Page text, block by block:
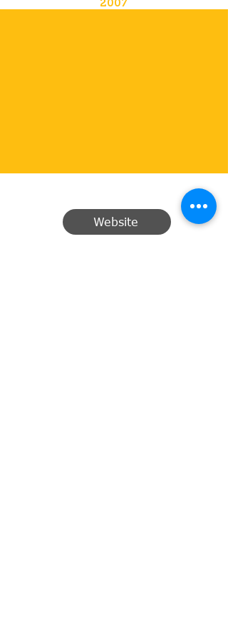
2007
Website